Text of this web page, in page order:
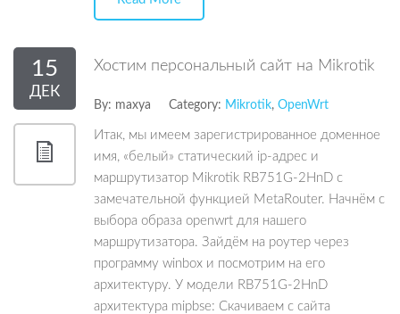
15
ДЕК
Хостим персональный сайт на Mikrotik
By: maxya Category: Mikrotik, OpenWrt
Итак, мы имеем зарегистрированное доменное
имя, «белый» статический ip-адрес и
маршрутизатор Mikrotik RB751G-2HnD c
замечательной функцией MetaRouter. Начнём с
выбора образа openwrt для нашего
маршрутизатора. Зайдём на роутер через
программу winbox и посмотрим на его
архитектуру. У модели RB751G-2HnD
архитектура mipbse: Скачиваем с сайта